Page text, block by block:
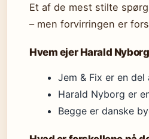
Et af de mest stilte
– men forvirringen er
Hvem ejer Harald
Jem & Fix er en del
Harald Nyborg er
Begge er danske